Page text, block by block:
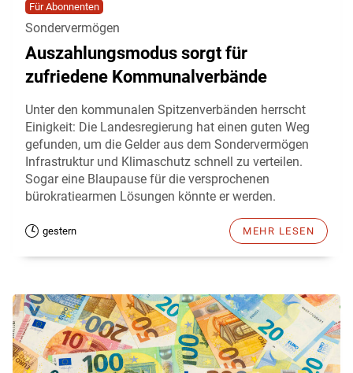
Für Abonnenten
Sondervermögen
Auszahlungsmodus sorgt für
zufriedene Kommunalverbände
Unter den kommunalen Spitzenverbänden herrscht
Einigkeit: Die Landesregierung hat einen guten Weg
gefunden, um die Gelder aus dem Sondervermögen
Infrastruktur und Klimaschutz schnell zu verteilen.
Sogar eine Blaupause für die versprochenen
bürokratiearmen Lösungen könnte er werden.
gestern MEHR LESEN